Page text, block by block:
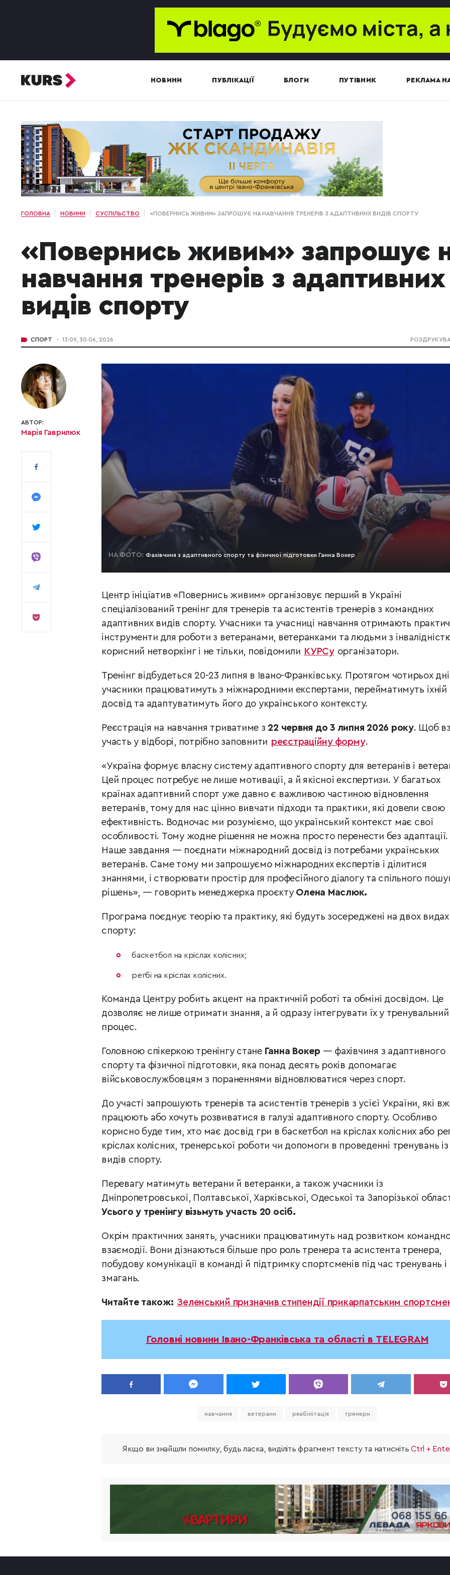
НОВИНИ ПУБЛІКАЦІЇ БЛОГИ ПУТІВНИК РЕКЛАМА
ГОЛОВНА НОВИНИ СУСПІЛЬСТВО «ПОВЕРНИСЬ ЖИВИМ» ЗАПРОШУЄ НА НАВЧАННЯ ТРЕНЕРІВ З АДАПТИВНИХ ВИДІВ СПОРТУ
«Повернись живим» запрошує
навчання тренерів з адаптивних
видів спорту
СПОРТ 13:09, 30.06, 2026
АВТОР:
Марія Гаврилюк
НА ФОТО: Фахівчиня з адаптивного спорту та фізичної підготовки Ганна Вокер
Центр ініціатив «Повернись живим» організовує перший в Україні
спеціалізований тренінг для тренерів та асистентів тренерів з командних
адаптивних видів спорту. Учасники та учасниці навчання отримають
інструменти для роботи з ветеранами, ветеранками та людьми з
корисний нетворкінг і не тільки, повідомили КУРСу організатори.
Тренінг відбудеться 20-23 липня в Івано-Франківську. Протягом чотирьох
учасники працюватимуть з міжнародними експертами, перейматимуть їхній
досвід та адаптуватимуть його до українського контексту.
Реєстрація на навчання триватиме з 22 червня до 3 липня 2026 року. Щоб
участь у відборі, потрібно заповнити реєстраційну форму.
«Україна формує власну систему адаптивного спорту для ветеранів і
Цей процес потребує не лише мотивації, а й якісної експертизи. У багатьох
країнах адаптивний спорт уже давно є важливою частиною відновлення
ветеранів, тому для нас цінно вивчати підходи та практики, які довели свою
ефективність. Водночас ми розуміємо, що український контекст має свої
особливості. Тому жодне рішення не можна просто перенести без адаптації.
Наше завдання — поєднати міжнародний досвід із потребами українських
ветеранів. Саме тому ми запрошуємо міжнародних експертів і ділитися
знаннями, і створювати простір для професійного діалогу та спільного
рішень», — говорить менеджерка проєкту Олена Маслюк.
Програма поєднує теорію та практику, які будуть зосереджені на двох видах
спорту:
баскетбол на кріслах колісних;
регбі на кріслах колісних.
Команда Центру робить акцент на практичній роботі та обміні досвідом. Це
дозволяє не лише отримати знання, а й одразу інтегрувати їх у тренувальний
процес.
Головною спікеркою тренінгу стане Ганна Вокер — фахівчиня з адаптивного
спорту та фізичної підготовки, яка понад десять років допомагає
військовослужбовцям з пораненнями відновлюватися через спорт.
До участі запрошують тренерів та асистентів тренерів з усієї України, які
працюють або хочуть розвиватися в галузі адаптивного спорту. Особливо
корисно буде тим, хто має досвід гри в баскетбол на кріслах колісних або
кріслах колісних, тренерської роботи чи допомоги в проведенні тренувань
видів спорту.
Перевагу матимуть ветерани й ветеранки, а також учасники із
Дніпропетровської, Полтавської, Харківської, Одеської та Запорізької
Усього у тренінгу візьмуть участь 20 осіб.
Окрім практичних занять, учасники працюватимуть над розвитком
взаємодії. Вони дізнаються більше про роль тренера та асистента тренера,
побудову комунікації в команді й підтримку спортсменів під час тренувань і
змагань.
Читайте також: Зеленський призначив стипендії прикарпатським
Головні новини Івано-Франківська та області в TELEGRAM
навчання ветерани реабілітація тренери
Якщо ви знайшли помилку, будь ласка, виділіть фрагмент тексту та натиснітьCtrl +